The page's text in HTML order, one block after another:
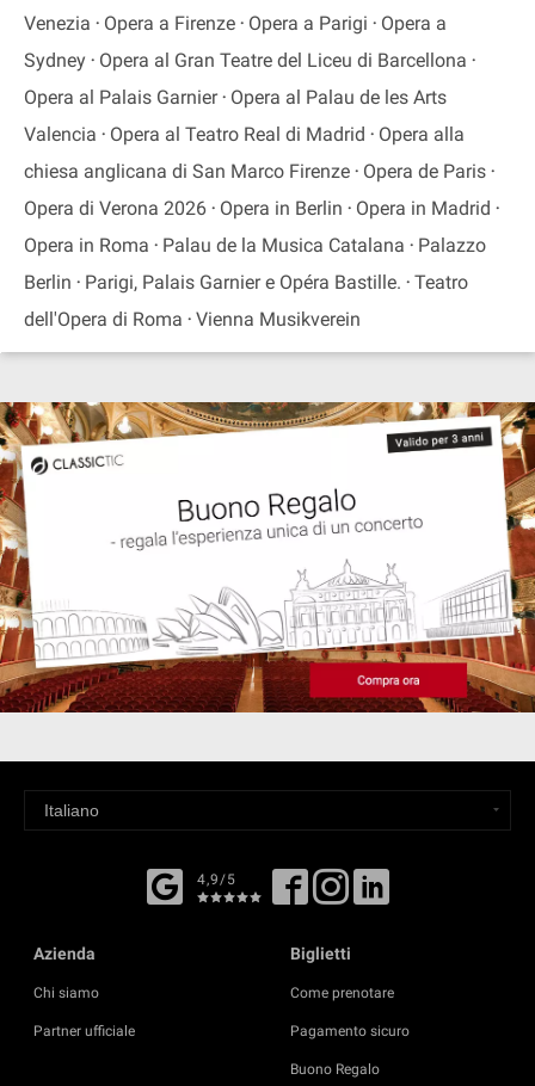
Venezia
Opera a Firenze Opera a Parigi
Opera a
Sydney
Opera al Gran Teatre del Liceu di Barcellona
Opera al Palais Garnier
Opera al Palau de les Arts
Valencia
Opera al Teatro Real di Madrid
Opera alla
chiesa anglicana di San Marco Firenze
Opera de Paris
Opera di Verona 2026
Opera in Berlin
Opera in Madrid
Opera in Roma
Palau de la Musica Catalana
Palazzo
Berlin
Parigi, Palais Garnier e Opéra Bastille.
Teatro
dell'Opera di Roma
Vienna Musikverein
4,9/5
Azienda
Chi siamo
Partner ufficiale
Biglietti
Come prenotare
Pagamento sicuro
Buono Regalo